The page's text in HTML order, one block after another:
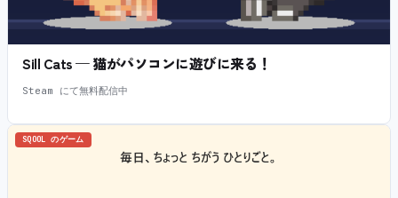
Sill Cats — 猫がパソコンに遊びに来る！
Steam にて無料配信中
SQOOL のゲーム